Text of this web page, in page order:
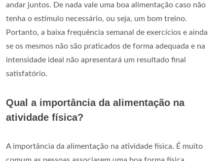
andar juntos. De nada vale uma boa alimentação caso não
tenha o estímulo necessário, ou seja, um bom treino.
Portanto, a baixa frequência semanal de exercícios e ainda
se os mesmos não são praticados de forma adequada e na
intensidade ideal não apresentará um resultado final
satisfatório.
Qual a importância da alimentação na
atividade física?
A importância da alimentação na atividade física. É muito